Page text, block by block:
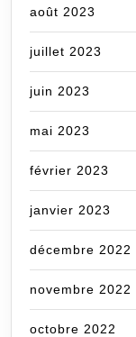
août 2023
juillet 2023
juin 2023
mai 2023
février 2023
janvier 2023
décembre 2022
novembre 2022
octobre 2022